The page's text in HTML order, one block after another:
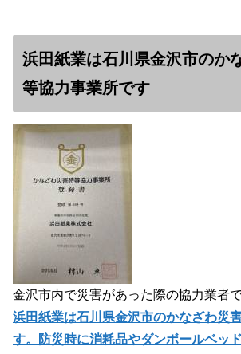
浜田紙業は石川県金沢市のか
等協力事業所です
金沢市内で災害があった際の協力業者で
浜田紙業は石川県金沢市のかなざわ災
す。防災時に消耗品やダンボールベッ